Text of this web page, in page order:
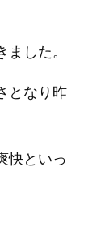
した。
となり昨
快といっ